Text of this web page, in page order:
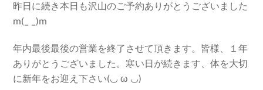
昨日に続き本日も沢山のご予約ありがとうございました
m(_ _)m
年内最後最後の営業を終了させて頂きます。皆様、１年
ありがとうございました。寒い日が続きます、体を大切
に新年をお迎え下さい(◡ ω ◡)